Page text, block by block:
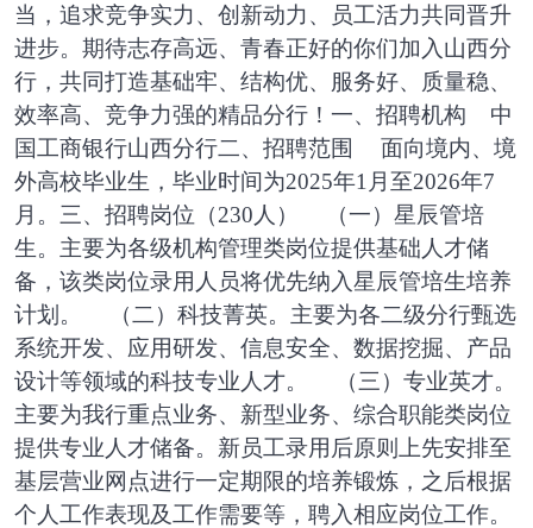
当，追求竞争实力、创新动力、员工活力共同晋升
进步。期待志存高远、青春正好的你们加入山西分
行，共同打造基础牢、结构优、服务好、质量稳、
效率高、竞争力强的精品分行！ 一、招聘机构 中
国工商银行山西分行二、招聘范围
面向境内、境
外高校毕业生，毕业时间为2025年1月至2026年7
月。 三、招聘岗位（230人）
（一）星辰管培
生。主要为各级机构管理类岗位提供基础人才储
备，该类岗位录用人员将优先纳入星辰管培生培养
计划。
（二）科技菁英。主要为各二级分行甄选
系统开发、应用研发、信息安全、数据挖掘、产品
设计等领域的科技专业人才。
（三）专业英才。
主要为我行重点业务、新型业务、综合职能类岗位
提供专业人才储备。新员工录用后原则上先安排至
基层营业网点进行一定期限的培养锻炼，之后根据
个人工作表现及工作需要等，聘入相应岗位工作。